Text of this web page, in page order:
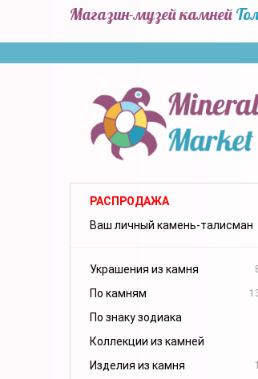
Магазин-музей камней
РАСПРОДАЖА
Ваш личный камень-талисман
Украшения из камня
По камням
По знаку зодиака
Коллекции из камней
Изделия из камня